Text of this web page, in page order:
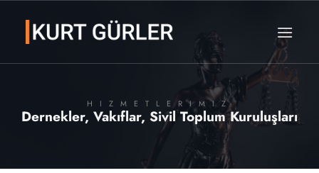
content
HIZMETLERIMIZ
Dernekler, Vakıflar, Sivil Toplum Kuruluşları